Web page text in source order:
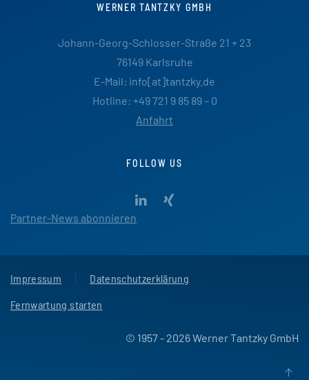
WERNER TANTZKY GMBH
Johann-Georg-Schlosser-Straße 21 + 23
76149 Karlsruhe
E-Mail: info[at]tantzky.de
Hotline: +49 721 9 85 89 – 0
Anfahrt
FOLLOW US
Partner-News abonnieren
Impressum
Datenschutzerklärung
Fernwartung starten
© 1957 - 2026 Werner Tantzky GmbH